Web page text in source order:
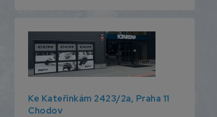
Ke Kateřinkám 2423/2a, Praha 11
Chodov